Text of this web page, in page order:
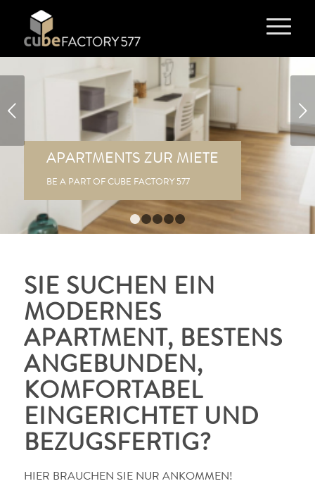
APARTMENTS ZUR MIETE
BE A PART OF CUBE FACTORY 577
Weiter
2 3
SIE SUCHEN EIN
MODERNES
APARTMENT, BESTENS
ANGEBUNDEN,
KOMFORTABEL
EINGERICHTET UND
BEZUGSFERTIG?
HIER BRAUCHEN SIE NUR ANKOMMEN!